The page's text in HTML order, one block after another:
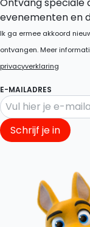
evenementen en
Ik ga ermee akkoord
ontvangen. Meer
privacyverklaring
E-MAILADRES
Schrijf je in